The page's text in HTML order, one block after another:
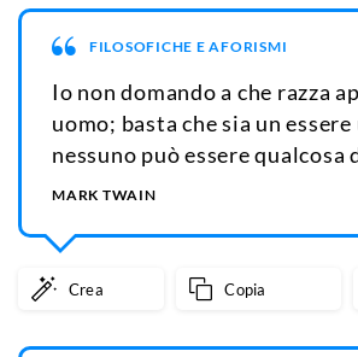
FILOSOFICHE E AFORISMI
Io non domando a che razza
uomo; basta che sia un essere
nessuno può essere qualcosa
MARK TWAIN
Crea Copia